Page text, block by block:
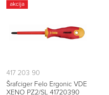
akcija
417 203 90
Šrafciger Felo Ergonic VDE
XENO PZ2/SL 41720390